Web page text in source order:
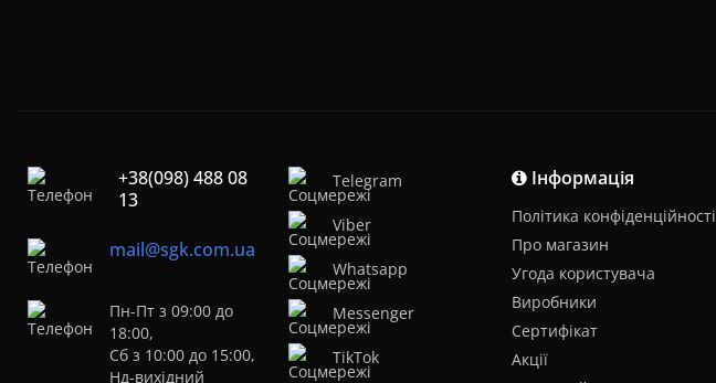
+38(098) 488 08
13
mail@sgk.com.ua
Пн-Пт з 09:00 до
18:00,
Сб з 10:00 до 15:00,
Нд-вихідний
Telegram
Viber
Whatsapp
Messenger
TikTok
Інформація
Політика конфіденційності
Про магазин
Угода користувача
Виробники
Сертифікат
Акції